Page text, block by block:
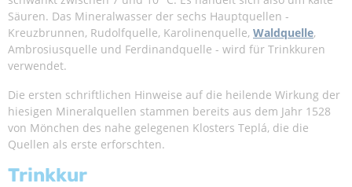
Säuren. Das Mineralwasser der sechs Hauptquellen -
Kreuzbrunnen, Rudolfquelle, Karolinenquelle, Waldquelle,
Ambrosiusquelle und Ferdinandquelle - wird für Trinkkuren
verwendet.
Die ersten schriftlichen Hinweise auf die heilende Wirkung der
hiesigen Mineralquellen stammen bereits aus dem Jahr 1528
von Mönchen des nahe gelegenen Klosters Teplá, die die
Quellen als erste erforschten.
Trinkkur